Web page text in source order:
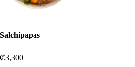
Salchipapas
₡3,300